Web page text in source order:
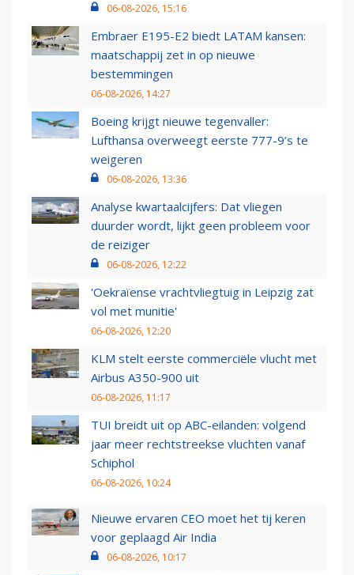
06-08-2026, 15:16
Embraer E195-E2 biedt LATAM kansen:
maatschappij zet in op nieuwe
bestemmingen
06-08-2026, 14:27
Boeing krijgt nieuwe tegenvaller:
Lufthansa overweegt eerste 777-9’s te
weigeren
06-08-2026, 13:36
Analyse kwartaalcijfers: Dat vliegen
duurder wordt, lijkt geen probleem voor
de reiziger
06-08-2026, 12:22
'Oekraïense vrachtvliegtuig in Leipzig zat
vol met munitie'
06-08-2026, 12:20
KLM stelt eerste commerciële vlucht met
Airbus A350-900 uit
06-08-2026, 11:17
TUI breidt uit op ABC-eilanden: volgend
jaar meer rechtstreekse vluchten vanaf
Schiphol
06-08-2026, 10:24
Nieuwe ervaren CEO moet het tij keren
voor geplaagd Air India
06-08-2026, 10:17